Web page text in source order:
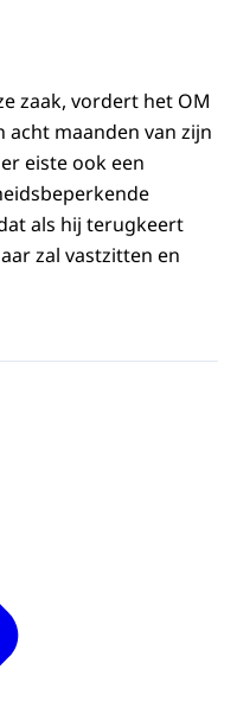
zaak, vordert het OM
maanden van zijn
eiste ook een
als hij terugkeert
zal vastzitten en